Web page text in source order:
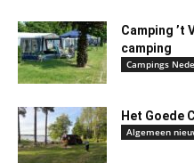
Camping ’t
camping
Campings
Het Goede
Algemeen